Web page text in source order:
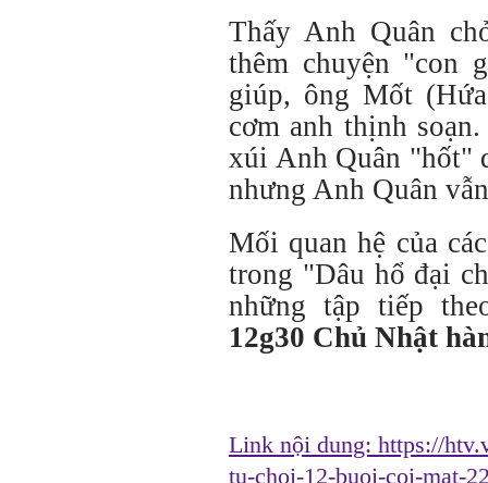
Thấy Anh Quân
thêm chuyện "con
giúp, ông Mốt
cơm anh thịnh
xúi Anh Quân "hốt"
nhưng Anh Quân
Mối quan hệ của
trong "Dâu hổ đại
những tập tiếp
12g30 Chủ Nhật
Link nội dung: https://
tu-choi-12-buoi-coi-mat-